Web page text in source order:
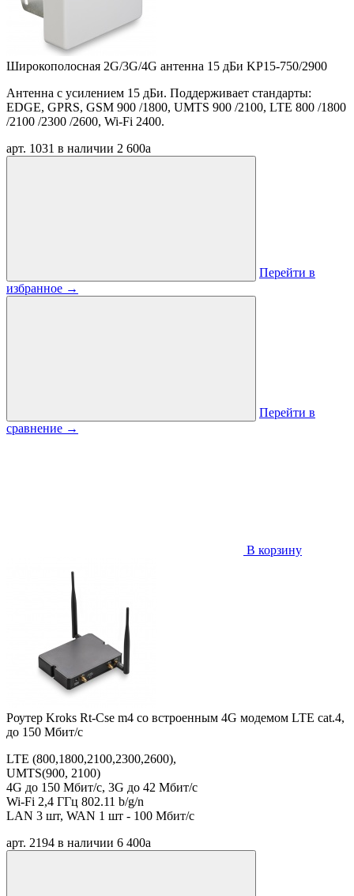
Широкополосная 2G/3G/4G антенна 15 дБи KP15-750/2900
Антенна с усилением 15 дБи. Поддерживает стандарты:
EDGE, GPRS, GSM 900 /1800, UMTS 900 /2100, LTE 800 /1800
/2100 /2300 /2600, Wi-Fi 2400.
арт. 1031 в наличии 2 600a
Перейти в
избранное →
Перейти в
сравнение →
В корзину
Роутер Kroks Rt-Cse m4 со встроенным 4G модемом LTE cat.4,
до 150 Мбит/с
LTE (800,1800,2100,2300,2600),
UMTS(900, 2100)
4G до 150 Мбит/с, 3G до 42 Мбит/с
Wi-Fi 2,4 ГГц 802.11 b/g/n
LAN 3 шт, WAN 1 шт - 100 Мбит/с
арт. 2194 в наличии 6 400a